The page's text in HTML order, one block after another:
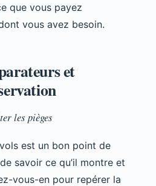
que vous payez
vous avez besoin.
et
les pièges
est un bon point de
savoir ce qu’il montre et
vous-en pour repérer la